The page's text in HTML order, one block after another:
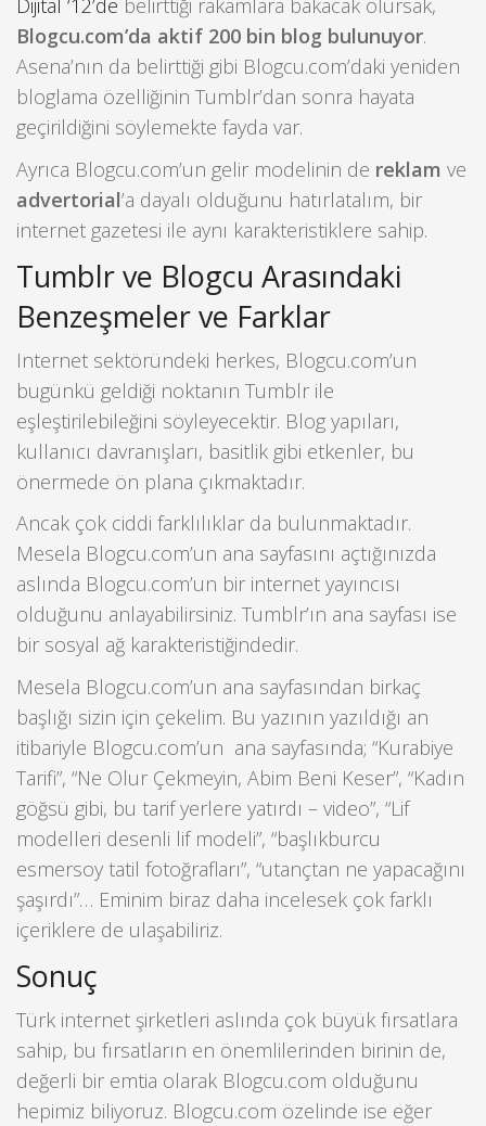
Dijital ‘12’de belirttiği rakamlara bakacak olursak,
Blogcu.com’da aktif 200 bin blog bulunuyor.
Asena’nın da belirttiği gibi Blogcu.com’daki yeniden
bloglama özelliğinin Tumblr’dan sonra hayata
geçirildiğini söylemekte fayda var.
Ayrıca Blogcu.com’un gelir modelinin de reklam ve
advertorial’a dayalı olduğunu hatırlatalım, bir
internet gazetesi ile aynı karakteristiklere sahip.
Tumblr ve Blogcu Arasındaki
Benzeşmeler ve Farklar
Internet sektöründeki herkes, Blogcu.com’un
bugünkü geldiği noktanın Tumblr ile
eşleştirilebileğini söyleyecektir. Blog yapıları,
kullanıcı davranışları, basitlik gibi etkenler, bu
önermede ön plana çıkmaktadır.
Ancak çok ciddi farklılıklar da bulunmaktadır.
Mesela Blogcu.com’un ana sayfasını açtığınızda
aslında Blogcu.com’un bir internet yayıncısı
olduğunu anlayabilirsiniz. Tumblr’ın ana sayfası ise
bir sosyal ağ karakteristiğindedir.
Mesela Blogcu.com’un ana sayfasından birkaç
başlığı sizin için çekelim. Bu yazının yazıldığı an
itibariyle Blogcu.com’un ana sayfasında; “Kurabiye
Tarifi”, “Ne Olur Çekmeyin, Abim Beni Keser”, “Kadın
göğsü gibi, bu tarif yerlere yatırdı – video”, “Lif
modelleri desenli lif modeli”, “başlıkburcu
esmersoy tatil fotoğrafları”, “utançtan ne yapacağını
şaşırdı”… Eminim biraz daha incelesek çok farklı
içeriklere de ulaşabiliriz.
Sonuç
Türk internet şirketleri aslında çok büyük fırsatlara
sahip, bu fırsatların en önemlilerinden birinin de,
değerli bir emtia olarak Blogcu.com olduğunu
hepimiz biliyoruz. Blogcu.com özelinde ise eğer